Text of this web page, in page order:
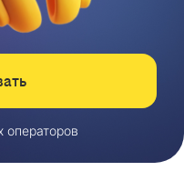
операторов